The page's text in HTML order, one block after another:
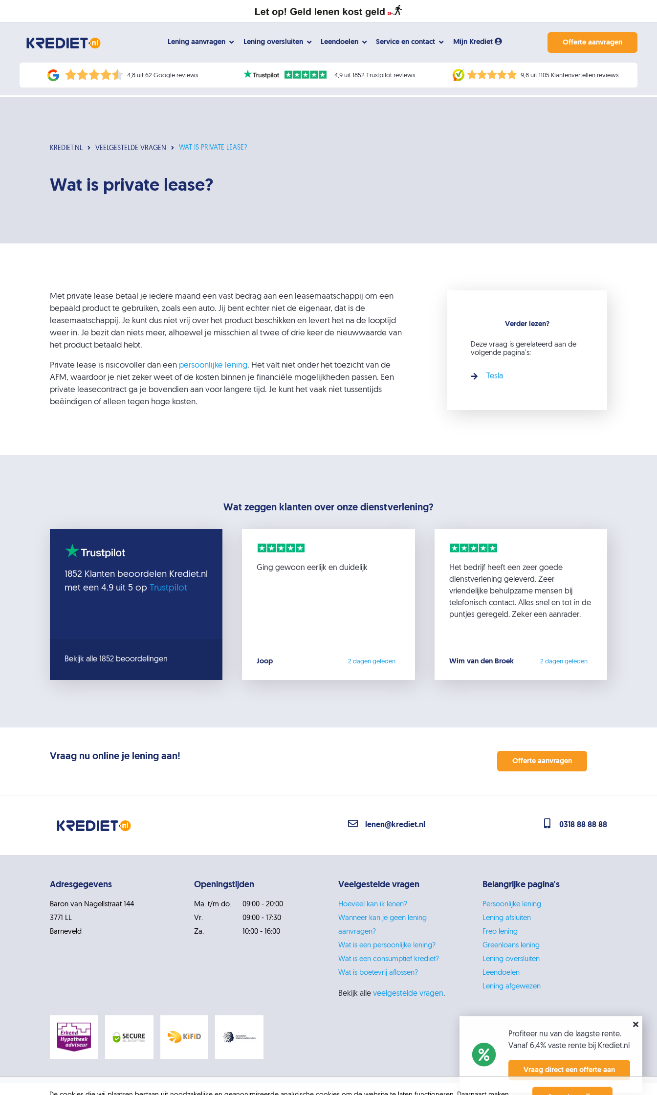
Lening aanvragen Lening oversluiten Leendoelen Service en contact Mijn Krediet Offerte aanvragen
4,8 uit 62 Google reviews 4,9 uit 1852 Trustpilot reviews 9,8 uit 1105 Klantenvertellen reviews
KREDIET.NL VEELGESTELDE VRAGEN WAT IS PRIVATE LEASE?
Wat is private lease?
Met private lease betaal je iedere maand een vast bedrag aan een leasemaatschappij om een
bepaald product te gebruiken, zoals een auto. Jij bent echter niet de eigenaar, dat is de
leasemaatschappij. Je kunt dus niet vrij over het product beschikken en levert het na de looptijd
weer in. Je bezit dan niets meer, alhoewel je misschien al twee of drie keer de nieuwwaarde van
het product betaald hebt.
Private lease is risicovoller dan een persoonlijke lening. Het valt niet onder het toezicht van de
AFM, waardoor je niet zeker weet of de kosten binnen je financiële mogelijkheden passen. Een
private leasecontract ga je bovendien aan voor langere tijd. Je kunt het vaak niet tussentijds
beëindigen of alleen tegen hoge kosten.
Verder lezen?
Deze vraag is gerelateerd aan de
volgende pagina's:
Tesla
Wat zeggen klanten over onze dienstverlening?
1852 Klanten beoordelen Krediet.nl
met een 4.9 uit 5 op Trustpilot
Bekijk alle 1852 beoordelingen
Ging gewoon eerlijk en duidelijk
Joop 2 dagen geleden
Het bedrijf heeft een zeer goede
dienstverlening geleverd. Zeer
vriendelijke behulpzame mensen bij
telefonisch contact. Alles snel en tot in de
puntjes geregeld. Zeker een aanrader.
Wim van den Broek 2 dagen geleden
Vraag nu online je lening aan! Offerte aanvragen
lenen@krediet.nl 0318 88 88 88
Adresgegevens
Baron van Nagellstraat 144
3771 LL
Barneveld
Openingstijden
Ma. t/m do.
09:00 - 20:00
Vr.
09:00 - 17:30
Za.
10:00 - 16:00
Veelgestelde vragen
Hoeveel kan ik lenen?
Wanneer kan je geen lening
aanvragen?
Wat is een persoonlijke lening?
Wat is een consumptief krediet?
Wat is boetevrij aflossen?
Bekijk alle veelgestelde vragen.
Belangrijke pagina's
Persoonlijke lening
Lening afsluiten
Freo lening
Greenloans lening
Lening oversluiten
Leendoelen
Lening afgewezen
Profiteer nu van de laagste rente.
Vanaf 6,4% vaste rente bij Krediet.nl
Vraag direct een offerte aan